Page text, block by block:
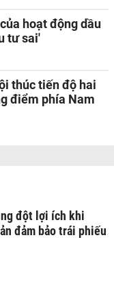
hoạt động dầu
tư sai'
thúc tiến độ hai
điểm phía Nam
đột lợi ích khi
đảm bảo trái phiếu